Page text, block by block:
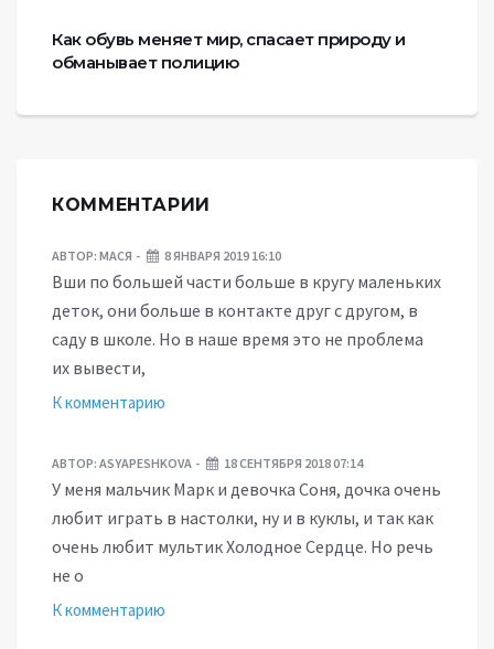
Как обувь меняет мир, спасает природу и
обманывает полицию
КОММЕНТАРИИ
АВТОР: МАСЯ 8 ЯНВАРЯ 2019 16:10
Вши по большей части больше в кругу маленьких
деток, они больше в контакте друг с другом, в
саду в школе. Но в наше время это не проблема
их вывести,
К комментарию
АВТОР: ASYAPESHKOVA 18 СЕНТЯБРЯ 2018 07:14
У меня мальчик Марк и девочка Соня, дочка очень
любит играть в настолки, ну и в куклы, и так как
очень любит мультик Холодное Сердце. Но речь
не о
К комментарию